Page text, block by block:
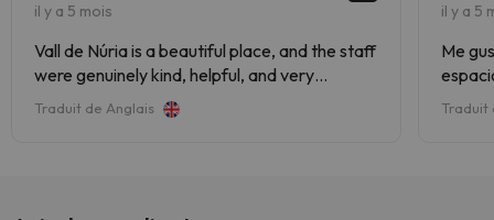
il y a 5 mois
Vall de Núria is a beautiful place, and the staff
were genuinely kind, helpful, and very
understanding. They were especially patient
with my 10-year-old, who was skiing for the
Traduit de Anglais
il y a 5
Me
Traduit